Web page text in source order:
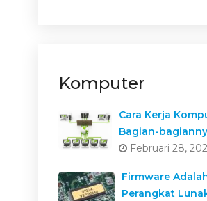
Komputer
Cara Kerja
Bagian-
Februari 28,
Firmware
Perangkat